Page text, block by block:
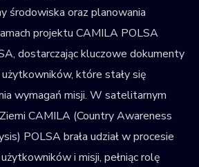
środowiska oraz planowania
projektu CAMILA POLSA
dostarczając kluczowe dokumenty
które stały się
wymagań misji. W satelitarnym
CAMILA (Country Awareness
POLSA brała udział w procesie
i misji, pełniąc rolę